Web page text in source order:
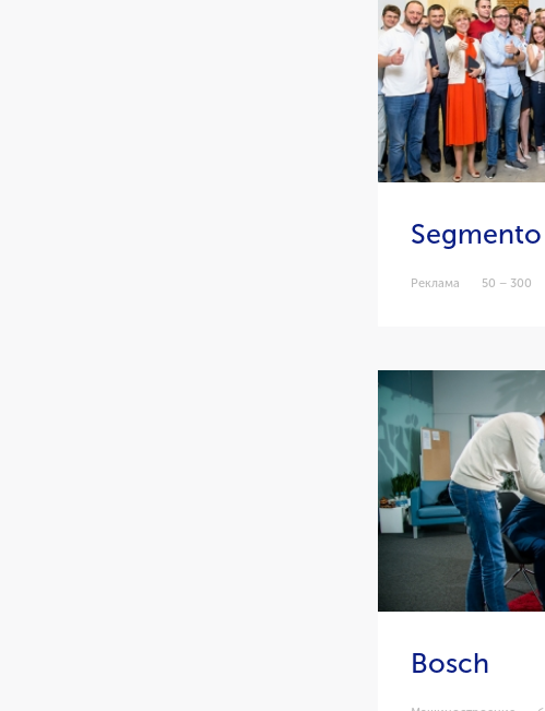
Segmento
Реклама 50 – 300
Bosch